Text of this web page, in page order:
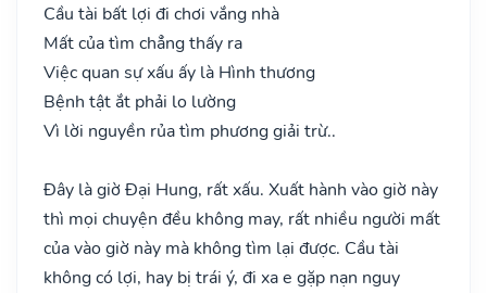
Cầu tài bất lợi đi chơi vắng nhà
Mất của tìm chẳng thấy ra
Việc quan sự xấu ấy là Hình thương
Bệnh tật ắt phải lo lường
Vì lời nguyền rủa tìm phương giải trừ..
Đây là giờ Đại Hung, rất xấu. Xuất hành vào giờ này
thì mọi chuyện đều không may, rất nhiều người mất
của vào giờ này mà không tìm lại được. Cầu tài
không có lợi, hay bị trái ý, đi xa e gặp nạn nguy